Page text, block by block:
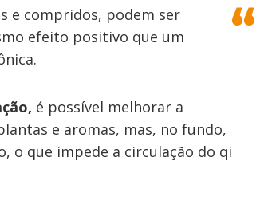
e compridos, podem ser
efeito positivo que um
é possível melhorar a
e aromas, mas, no fundo,
o que impede a circulação do qi